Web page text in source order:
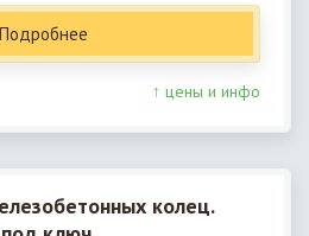
Подробнее
↑ цены и инфо
колец.